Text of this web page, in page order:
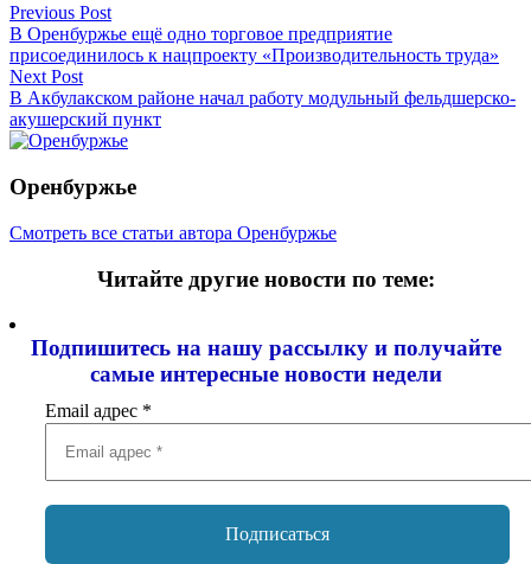
Навигация
по
записям
Previous Post
В Оренбуржье ещё одно торговое предприятие
присоединилось к нацпроекту «Производительность труда»
Next Post
В Акбулакском районе начал работу модульный фельдшерско-
акушерский пункт
Оренбуржье
Смотреть все статьи автора Оренбуржье
Читайте другие новости по теме:
Подпишитесь на нашу рассылку и получайте
самые интересные новости недели
Email адрес *